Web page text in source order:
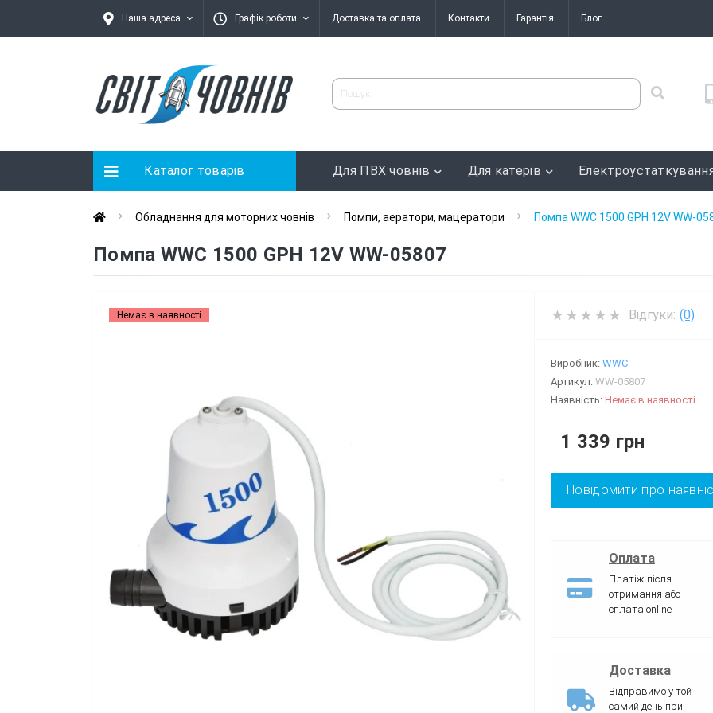
Наша адреса Графік роботи Доставка та оплата Контакти Гарантія Блог
Каталог товарів Для ПВХ човнів Для катерів
Обладнання для моторних човнів Помпи, аератори, мацератори Помпа WWC 1500 GPH 12V WW-
Помпа WWC 1500 GPH 12V WW-05807
Немає в наявності Відгуки: (0)
Виробник: WWC
Артикул: WW-05807
Наявність: Немає в наявності
1 339 грн
Повідомити про
Оплата
Платіж після
отримання або
сплата online
Доставка
Відправимо у той
самий день при